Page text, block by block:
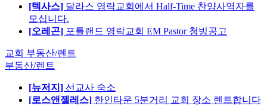
[텍사스] 달라스 영락교회에서 Half-Time 찬양사역자를
모십니다.
[오레곤] 포틀랜드 영락교회 EM Pastor 청빙공고
교회 부동산/렌트
부동산/렌트
[뉴저지] 선교사 숙소
[로스앤젤레스] 한인타운 5분거리 교회 장소 렌트합니다